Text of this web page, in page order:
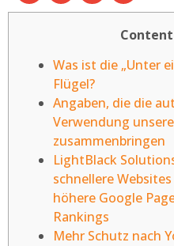
Content
Was ist die „Unter
Flügel?
Angaben, die die
Verwendung
zusammenbringen
LightBlack
schnellere
höhere Google
Rankings
Mehr Schutz nach